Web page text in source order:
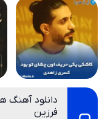
دانلود آهنگ
فرزین